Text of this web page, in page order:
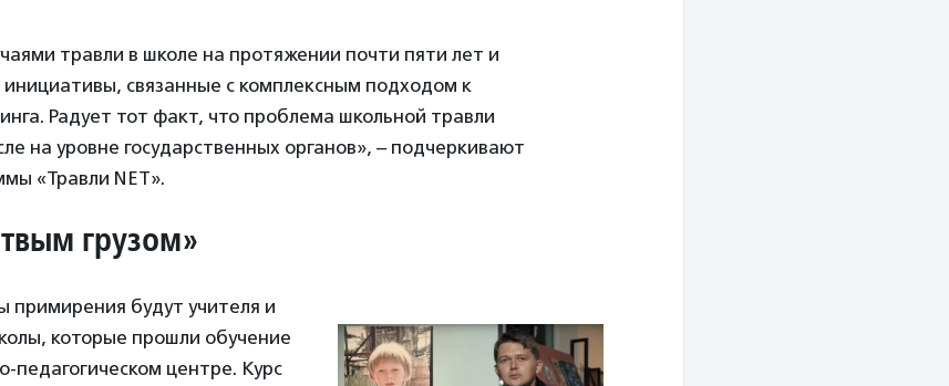
травли в школе на протяжении почти пяти лет и
связанные с комплексным подходом к
Радует тот факт, что проблема школьной травли
на уровне государственных органов», – подчеркивают
«Травли NET».
грузом»
будут учителя и
которые прошли обучение
педагогическом центре. Курс